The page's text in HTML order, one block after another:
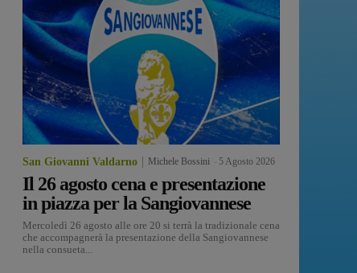
San Giovanni Valdarno Michele Bossini 5 Agosto 2026
Il 26 agosto cena e presentazione
in piazza per la Sangiovannese
Mercoledì 26 agosto alle ore 20 si terrà la tradizionale cena
che accompagnerà la presentazione della Sangiovannese
nella consueta...